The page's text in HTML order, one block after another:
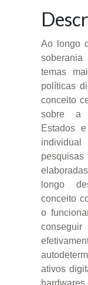
Ao longo
temas
políticas
conceito
sobre a
Estados
longo
conceito
o
ativos
hardwares